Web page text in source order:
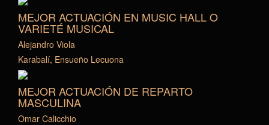
MEJOR ACTUACIÓN EN MUSIC HALL O
VARIETÉ MUSICAL
Alejandro Viola
Karabalí, Ensueño Lecuona
MEJOR ACTUACIÓN DE REPARTO
MASCULINA
Omar Calicchio